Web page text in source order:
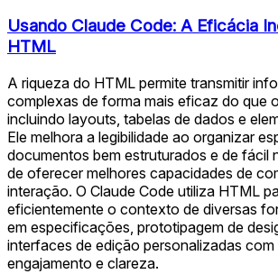
Usando Claude Code: A Eficácia
HTML
A riqueza do HTML permite transmitir
complexas de forma mais eficaz do que
incluindo layouts, tabelas de dados e
Ele melhora a legibilidade ao organizar
documentos bem estruturados e de fácil
de oferecer melhores capacidades de
interação. O Claude Code utiliza HTML
eficientemente o contexto de diversas
em especificações, prototipagem de
interfaces de edição personalizadas com
engajamento e clareza.